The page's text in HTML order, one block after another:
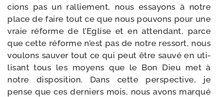
cions pas un ral­lie­ment, nous essayons à notre
place de faire tout ce que nous pou­vons pour une
vraie réforme de l’Eglise et en atten­dant, parce
que cette réforme n’est pas de notre res­sort, nous
vou­lons sau­ver tout ce qui peut être sau­vé en uti­
li­sant tous les moyens que le Bon Dieu met à
notre dis­po­si­tion. Dans cette pers­pec­tive, je
pense que ces der­niers mois, nous avons mar­qué